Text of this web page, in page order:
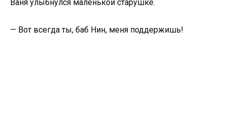
Ваня улыбнулся маленькой старушке.
— Вот всегда ты, баб Нин, меня поддержишь!